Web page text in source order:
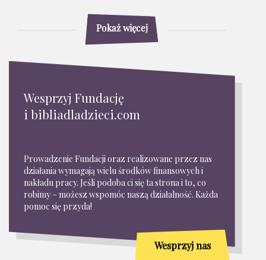
Pokaż więcej
Wesprzyj Fundację
i bibliadladzieci.com
Prowadzenie Fundacji oraz realizowane przez nas
działania wymagają wielu środków finansowych i
nakładu pracy. Jeśli podoba ci się ta strona i to, co
robimy – możesz wspomóc naszą działalność. Każda
pomoc się przyda!
Wesprzyj nas